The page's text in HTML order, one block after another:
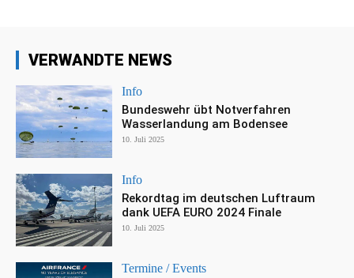
VERWANDTE NEWS
Info
Bundeswehr übt Notverfahren
Wasserlandung am Bodensee
10. Juli 2025
Info
Rekordtag im deutschen Luftraum
dank UEFA EURO 2024 Finale
10. Juli 2025
Termine / Events